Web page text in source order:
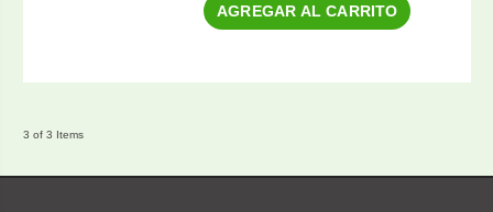
AGREGAR AL CARRITO
3 of 3 Items